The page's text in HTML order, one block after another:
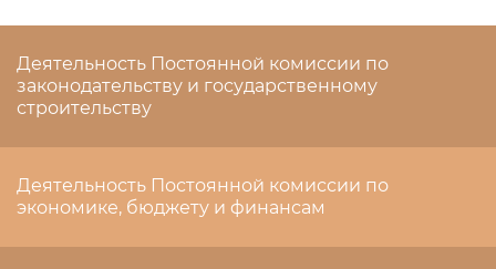
Деятельность Постоянной комиссии по
законодательству и государственному
строительству
Деятельность Постоянной комиссии по
экономике, бюджету и финансам